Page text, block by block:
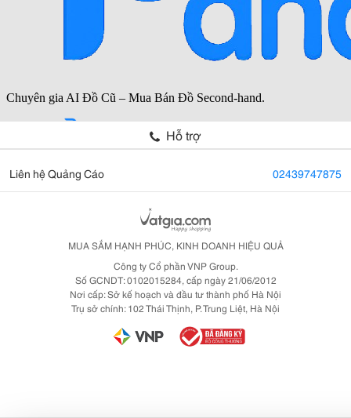
Hỗ trợ
Liên hệ Quảng Cáo 02439747875
MUA SẮM HẠNH PHÚC, KINH DOANH HIỆU QUẢ
Công ty Cổ phần VNP Group.
Số GCNDT: 0102015284, cấp ngày 21/06/2012
Nơi cấp: Sở kế hoạch và đầu tư thành phố Hà Nội
Trụ sở chính: 102 Thái Thịnh, P. Trung Liệt, Hà Nội